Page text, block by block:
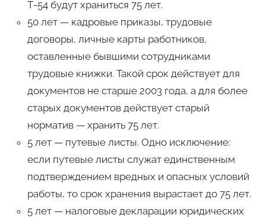
Т-54 будут храниться 75 лет.
50 лет — кадровые приказы, трудовые
договоры, личные карты работников,
оставленные бывшими сотрудниками
трудовые книжки. Такой срок действует для
документов не старше 2003 года, а для более
старых документов действует старый
норматив — хранить 75 лет.
5 лет — путевые листы. Одно исключение:
если путевые листы служат единственным
подтверждением вредных и опасных условий
работы, то срок хранения вырастает до 75 лет.
5 лет — налоговые декларации юридических